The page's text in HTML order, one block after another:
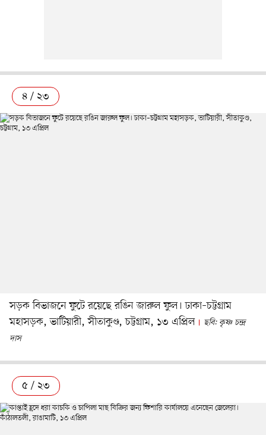
৪ / ২৩
সড়ক বিভাজনে ফুটে রয়েছে রঙিন জারুল ফুল। ঢাকা–চট্টগ্রাম
মহাসড়ক, ভাটিয়ারী, সীতাকুণ্ড, চট্টগ্রাম, ১৩ এপ্রিল
ছবি: কৃষ্ণ চন্দ্র
দাস
৫ / ২৩